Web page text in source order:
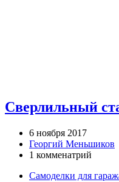
Сверлильный
6 ноября 2017
Георгий Меньшиков
1 комменатрий
Самоделки для